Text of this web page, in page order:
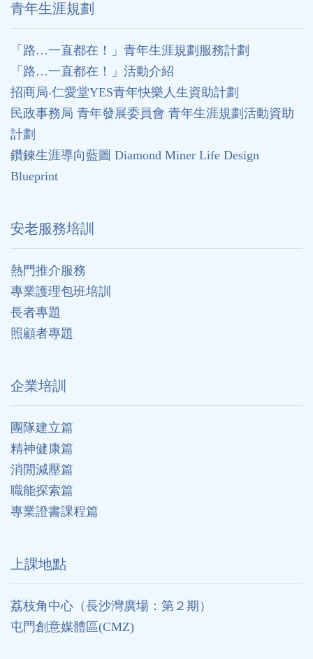
⻘年生涯規劃
「路…一直都在！」青年生涯規劃服務計劃
「路…一直都在！」活動介紹
招商局‧仁愛堂YES青年快樂人生資助計劃
民政事務局 青年發展委員會 青年生涯規劃活動資助
計劃
鑽鍊生涯導向藍圖 Diamond Miner Life Design
Blueprint
安老服務培訓
熱門推介服務
專業護理包班培訓
長者專題
照顧者專題
企業培訓
團隊建立篇
精神健康篇
消閒減壓篇
職能探索篇
專業證書課程篇
上課地點
荔枝角中心（長沙灣廣場：第２期）
屯門創意媒體區(CMZ)